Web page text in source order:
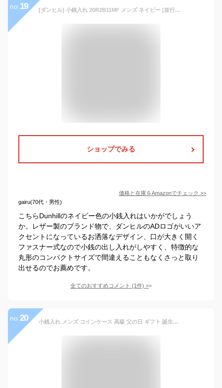
no. 19 [ダンヒル] 小銭入れ 20R2B11MF メンズ ネイビー [並行輸入品]
ショップでみる
価格と在庫をAmazonでチェック >>
gairu(70代・男性)
こちらDunhillのネイビー色の小銭入れはいかがでしょう
か。レザー製のブランド物で、ダンヒルのADロゴがいいア
クセントになっているお洒落なデザイン、口が大きく開く
ファスナー式なので小銭の出し入れがしやすく、特徴的な
丸形のコンパクトサイズで間違えることもなくさっと取り
出せるのでお薦めです。
全てのおすすめコメント (1件) >
no. 20 小銭入れ メンズ コインケース 高級 父の日 ギフト 誕生日 プレゼント おしゃれ ボックス型 Milagro ミラグロ イタリア製ヌメ革 テラローザブラウン ラウンドジップボックスコインケース コニャック 春財布 化粧箱入り Men’s 牛革 ブランド 人気